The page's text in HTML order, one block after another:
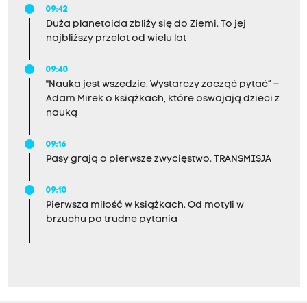
09:42
Duża planetoida zbliży się do Ziemi. To jej
najbliższy przelot od wielu lat
09:40
"Nauka jest wszędzie. Wystarczy zacząć pytać” –
Adam Mirek o książkach, które oswajają dzieci z
nauką
09:16
Pasy grają o pierwsze zwycięstwo. TRANSMISJA
09:10
Pierwsza miłość w książkach. Od motyli w
brzuchu po trudne pytania